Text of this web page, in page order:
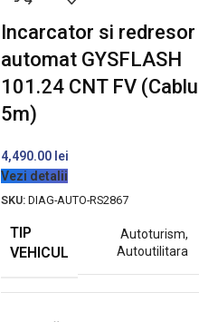
Incarcator si redresor
automat GYSFLASH
101.24 CNT FV (Cablu
5m)
4,490.00 lei
Vezi detalii
SKU: DIAG-AUTO-RS2867
TIP
VEHICUL
Autoturism,
Autoutilitara